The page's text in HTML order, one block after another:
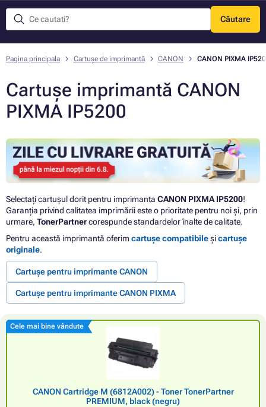
Căutare
Meniu
Pagina principala Cartușe de imprimantă CANON CANON PIXMA
Cartușe imprimantă CANON
PIXMA IP5200
Selectați cartușul dorit pentru imprimanta CANON PIXMA IP5200!
Garanția privind calitatea imprimării este o prioritate pentru noi și, prin
urmare, TonerPartnercorespunde standardelor înalte de calitate.
Pentru această imprimantă oferimcartușe compatibileșicartușe
originale.
Cartușe pentru imprimante CANON
Cartușe pentru imprimante CANON PIXMA
Cele mai bine vândute
CANON Cartridge M (6812A002) - Toner TonerPartner
PREMIUM, black (negru)